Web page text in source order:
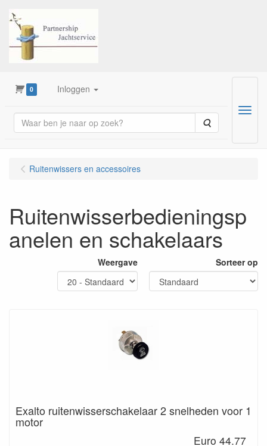
0 Inloggen
Zoeken
Menu
Ruitenwissers en accessoires
Ruitenwisserbedieningsp
anelen en schakelaars
Weergave Sorteer op
Exalto ruitenwisserschakelaar 2 snelheden voor 1
motor
Euro 44.77